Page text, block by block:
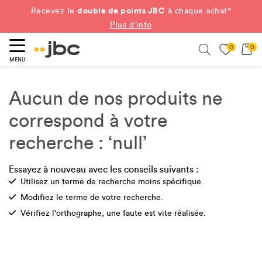
Recevez ledouble de points JBC à chaque achat*
Plus d'info
MENU
0 0
Aucun de nos produits ne
correspond à votre
recherche : ‘null’
Essayez à nouveau avec les conseils suivants :
Check
Utilisez un terme de recherche moins spécifique.
Check
Modifiez le terme de votre recherche.
Check
Vérifiez l'orthographe, une faute est vite réalisée.